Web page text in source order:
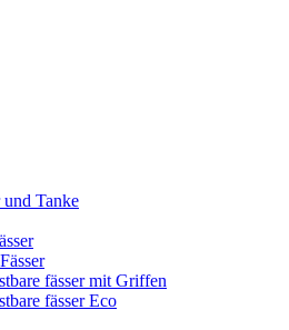
und Tanke
fässer mit Griffen
fässer Eco